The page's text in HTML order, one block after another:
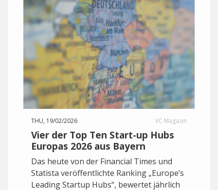
THU, 19/02/2026 VC Magazin
Vier der Top Ten Start-up Hubs
Europas 2026 aus Bayern
Das heute von der Financial Times und
Statista veröffentlichte Ranking „Europe’s
Leading Startup Hubs“, bewertet jährlich